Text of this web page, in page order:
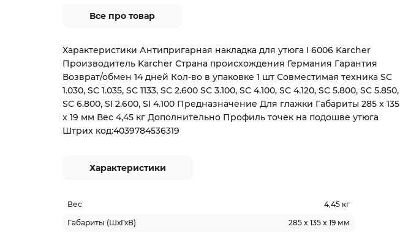
Все про товар
Характеристики Антипригарная накладка для утюга I 6006 Karcher
Производитель Karcher Страна происхождения Германия Гарантия
Возврат/обмен 14 дней Кол-во в упаковке 1 шт Совместимая техника SC
1.030, SC 1.035, SC 1133, SC 2.600 SC 3.100, SC 4.100, SC 4.120, SC 5.800, SC 5.850,
SC 6.800, SI 2.600, SI 4.100 Предназначение Для глажки Габариты 285 x 135
x 19 мм Вес 4,45 кг Дополнительно Профиль точек на подошве утюга
Штрих код:4039784536319
Характеристики
Вес
4,45 кг
Габариты (ШхГхВ)
285 x 135 x 19 мм